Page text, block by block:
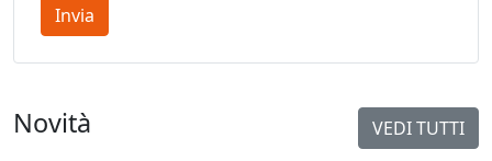
Invia
Novità VEDI TUTTI